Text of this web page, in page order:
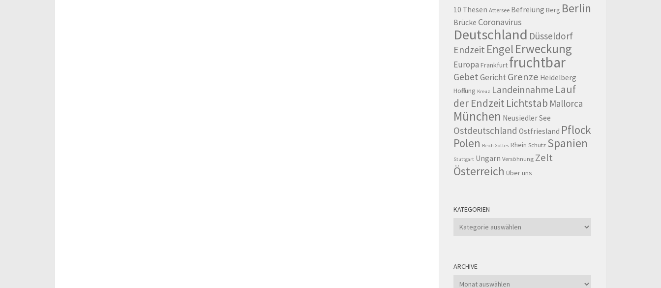
10 Thesen Attersee Befreiung Berg Berlin
Brücke Coronavirus
Deutschland Düsseldorf
Endzeit Engel Erweckung
Europa Frankfurt fruchtbar
GebetGericht Grenze Heidelberg
Hoffnung Kreuz Landeinnahme Lauf
der Endzeit Lichtstab Mallorca
München Neusiedler See
Ostdeutschland Ostfriesland Pflock
Polen Reich Gottes Rhein Schutz Spanien
Stuttgart Ungarn Versöhnung Zelt
Österreich Über uns
KATEGORIEN
Kategorien
ARCHIVE
Archive